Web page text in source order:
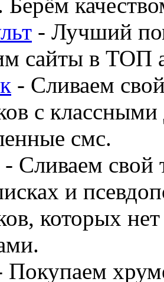
- Лучший
сайты в ТОП
- Сливаем
с
смс.
- Сливаем свой
и
которых
Покупаем